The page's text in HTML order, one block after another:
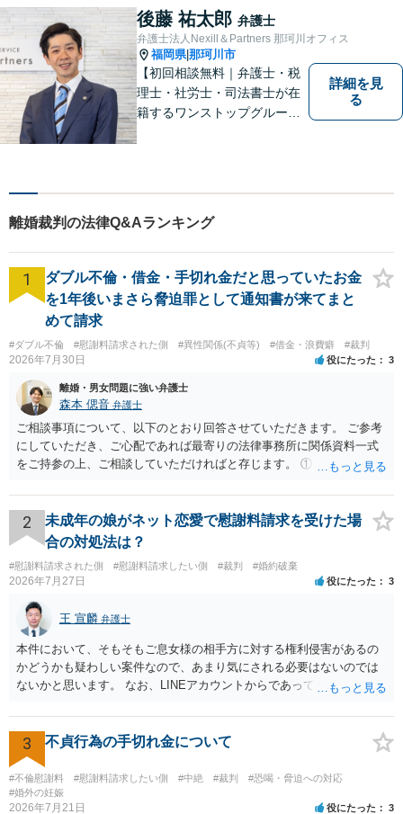
す！【弁護士歴15年】【博多
南駅から徒歩30秒】【予約で
時間外、休日相談可能】【法
テラス利用可】
後藤 祐太郎 弁護士
弁護士法人Nexill＆Partners 那珂川オフィス
福岡県|那珂川市
【初回相談無料｜弁護士・税
理士・社労士・司法書士が在
籍するワンストップグルー
等複数士業の知識が必要な案
プクラスの豊富な実績。
詳細を見
る
離婚裁判の法律Q&Aランキング
1
ダブル不倫・借金・手切れ金だと思っていたお金
を1年後いまさら脅迫罪として通知書が来てまと
めて請求
#ダブル不倫 #慰謝料請求された側 #異性関係(不貞等) #借金・浪費癖 #裁判
2026年7月30日 役にたった 3
離婚・男女問題に強い弁護士
森本 偲音 弁護士
ご相談事項について、以下のとおり回答させていただきます。 ご参考
にしていただき、ご心配であれば最寄りの法律事務所に関係資料一式
をご持参の上、ご相談していただければと存じます。 ① このLINEの
される可能性はあるのか ⇒LINEを含む１００万円の貸付に至るまでの
やり取り等の経緯、誓約書の内容等を踏まえて、関係を清算するため
の 金銭であったと評価される可能性はあると考えます。 ② 「今後一
切関与しないなら100万円振り込む」というLINEや誓約書は、裁判上
どの程度証拠価値があるのか ⇒前後のやり取りや誓約書の具体的内容
を見ない限り、具体的な判断はできませんが、一定の証拠価値はある
と考えます。 ③ 借用書があっても、後から100万円を貸付扱いに変更
することは認められるのか。 ⇒おそらく１００万円は不当利得（受け
取る正当な権利がないのに利益を取得した）として返還請求されてい
るものかと推察しますので、 貸金返還ではないかと存じます。 ④ 私
は現在、収入も不安定で貯金もなくリボ払い借金が既に約100万あり。
今年に再婚したが主人はお金に厳しい為、一括で220万円を支払う事は
困難 仮に裁判で敗訴した場合でも、分割払いになる可能性はあります
か。 ⇒判決となり敗訴してしまった場合は、強制執行により不動産等
の財産を差し押さえられ、そこから債権回収が図られることになりま
すが、 和解であれば柔軟な解決が可能ですので、その場合は分割払
いにより支払うことも十分可能です。 ⑤ このような事情であれば、私
は120万円のみ和解交渉を続けるべきでしょうか。 ⇒ご相談者様の認
2
未成年の娘がネット恋愛で慰謝料請求を受けた場
合の対処法は？
#慰謝料請求された側 #慰謝料請求したい側 #裁判 #婚約破棄
2026年7月27日 役にたった 3
王 宣麟 弁護士
本件において、そもそもご息女様の相手方に対する権利侵害があるの
かどうかも疑わしい案件なので、あまり気にされる必要はないのでは
ないかと思います。 なお、LINEアカウントからであっても、そこに紐
るパターンはありえるものの、本件のような精神的損害が発生したと
明確にいえないような案件において開示がなされる可能性も低いので
はないかと推察します。
3 不貞行為の手切れ金について
#不倫慰謝料 #慰謝料請求したい側 #中絶 #裁判
#恐喝・脅迫への対応
#婚外の妊娠
2026年7月21日 役にたった 3